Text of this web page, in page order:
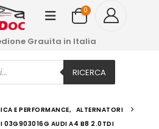
0
Grauita in Italia
RICERCA
E PERFORMANCE, ALTERNATORI
03G903016G AUDI A4 B8 2.0TDI